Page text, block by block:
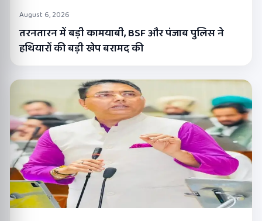
August 6, 2026
तरनतारन में बड़ी कामयाबी, BSF और पंजाब पुलिस ने
हथियारों की बड़ी खेप बरामद की